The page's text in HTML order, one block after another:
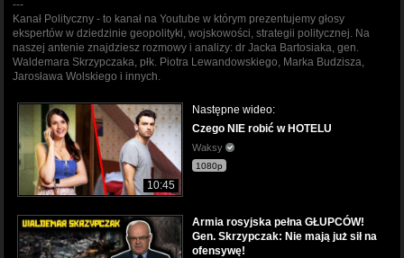
---
Kanał Polityczny - to kanał na Youtube w którym prezentujemy głosy
ekspertów w dziedzinie geopolityki, wojskowości, strategii politycznej. Na
naszej antenie znajdziesz rozmowy i analizy: dr Jacka Bartosiaka, gen.
Waldemara Skrzypczaka, płk. Piotra Lewandowskiego, Marka Budzisza,
Jarosława Wolskiego i innych.
10:45
Następne wideo:
Czego NIE robić w HOTELU
Waksy
1080p
Armia rosyjska pełna GŁUPCÓW!
Gen. Skrzypczak: Nie mają już sił na
ofensywę!